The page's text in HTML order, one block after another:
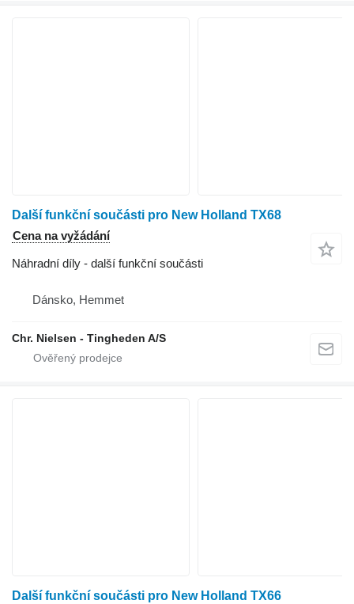
Další funkční součásti pro New Holland TX68
Cena na vyžádání
Náhradní díly - další funkční součásti
Dánsko, Hemmet
Chr. Nielsen - Tingheden A/S
Další funkční součásti pro New Holland TX66